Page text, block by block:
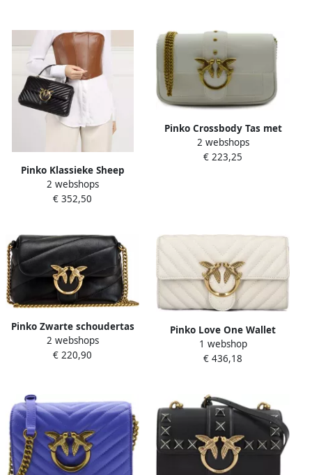
Pinko Klassieke Sheep
Nappa Chevron
Gewatteerde Handtas Black
2 webshops
€ 352,50
Pinko Crossbody Tas met
Studs en Ketting
Schouderband White Dames
2 webshops
€ 223,25
Pinko Zwarte schoudertas
van schapenleer met
goudkleurige hardware
2 webshops
€ 220,90
Pinko Love One Wallet
Chevron Gewatteerde
Clutch White Dames
1 webshop
€ 436,18